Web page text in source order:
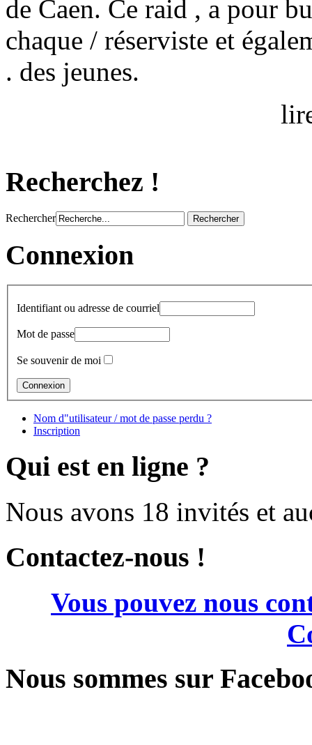
de Caen. Ce raid , a pour
chaque / réserviste et
. des jeunes.
Recherchez !
Rechercher
Connexion
Identifiant ou adresse de courriel
Mot de passe
Se souvenir de moi
Nom d"utilisateur / mot de passe perdu ?
Inscription
Qui est en ligne ?
Nous avons 18 invités et
Contactez-nous !
Vous pouvez nous
Nous sommes sur